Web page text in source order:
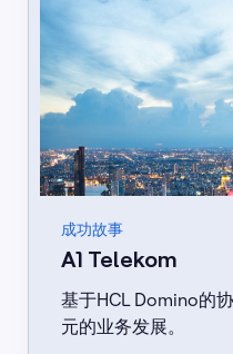
成功故事
A1 Telekom
基于HCL Domino的
元的业务发展。